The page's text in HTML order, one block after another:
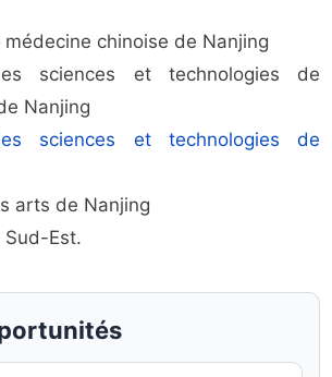
chinoise de Nanjing
sciences et technologies de
Nanjing
sciences et technologies de
arts de Nanjing
Est.